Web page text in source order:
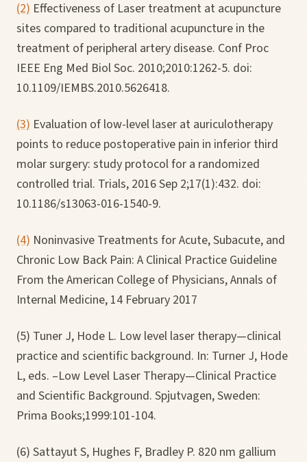
(2) Effectiveness of Laser treatment at acupuncture
sites compared to traditional acupuncture in the
treatment of peripheral artery disease. Conf Proc
IEEE Eng Med Biol Soc. 2010;2010:1262-5. doi:
10.1109/IEMBS.2010.5626418.
(3) Evaluation of low-level laser at auriculotherapy
points to reduce postoperative pain in inferior third
molar surgery: study protocol for a randomized
controlled trial. Trials, 2016 Sep 2;17(1):432. doi:
10.1186/s13063-016-1540-9.
(4) Noninvasive Treatments for Acute, Subacute, and
Chronic Low Back Pain: A Clinical Practice Guideline
From the American College of Physicians, Annals of
Internal Medicine, 14 February 2017
(5) Tuner J, Hode L. Low level laser therapy—clinical
practice and scientific background. In: Turner J, Hode
L, eds. –Low Level Laser Therapy—Clinical Practice
and Scientific Background. Spjutvagen, Sweden:
Prima Books;1999:101-104.
(6) Sattayut S, Hughes F, Bradley P. 820 nm gallium